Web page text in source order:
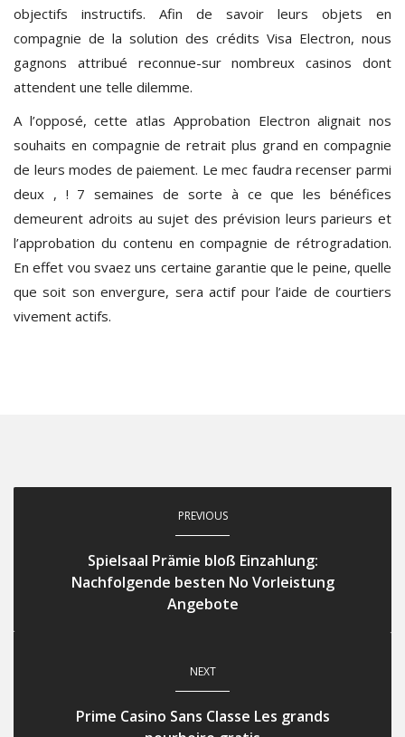
objectifs instructifs. Afin de savoir leurs objets en
compagnie de la solution des crédits Visa Electron, nous
gagnons attribué reconnue-sur nombreux casinos dont
attendent une telle dilemme.
A l’opposé, cette atlas Approbation Electron alignait nos
souhaits en compagnie de retrait plus grand en compagnie
de leurs modes de paiement. Le mec faudra recenser parmi
deux , ! 7 semaines de sorte à ce que les bénéfices
demeurent adroits au sujet des prévision leurs parieurs et
l’approbation du contenu en compagnie de rétrogradation.
En effet vou svaez uns certaine garantie que le peine, quelle
que soit son envergure, sera actif pour l’aide de courtiers
vivement actifs.
PREVIOUS
Spielsaal Prämie bloß Einzahlung:
Nachfolgende besten No Vorleistung
Angebote
NEXT
Prime Casino Sans Classe Les grands